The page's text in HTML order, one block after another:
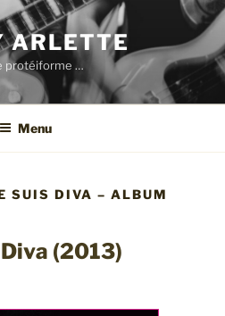
ARLETTE
protéiforme …
Menu
SUIS DIVA – ALBUM
(2013)